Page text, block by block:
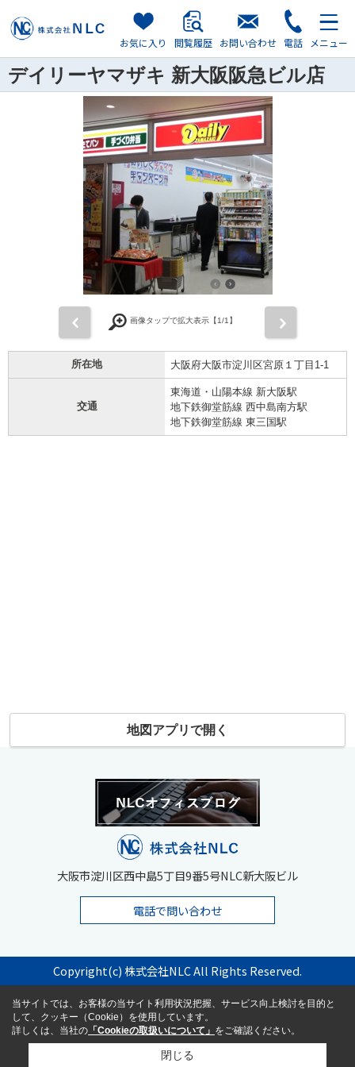
お気に入り 閲覧履歴 お問い合わせ 電話 メニュー
デイリーヤマザキ 新大阪阪急ビル店
画像タップで拡大表示【1/1】
所在地 大阪府大阪市淀川区宮原１丁目1-1
交通
東海道・山陽本線 新大阪駅
地下鉄御堂筋線 西中島南方駅
地下鉄御堂筋線 東三国駅
地図アプリで開く
大阪市淀川区西中島5丁目9番5号NLC新大阪ビル
電話で問い合わせ
Copyright(c) 株式会社NLC All Rights Reserved.
当サイトでは、お客様の当サイト利用状況把握、サービス向上検討を目的と
して、クッキー（Cookie）を使用しています。
詳しくは、当社の 「Cookieの取扱いについて」 をご確認ください。
閉じる